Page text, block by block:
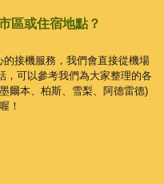
區或住宿地點？
接機服務，我們會直接從機場
，可以參考我們為大家整理的各
爾本、柏斯、雪梨、阿德雷德)
！